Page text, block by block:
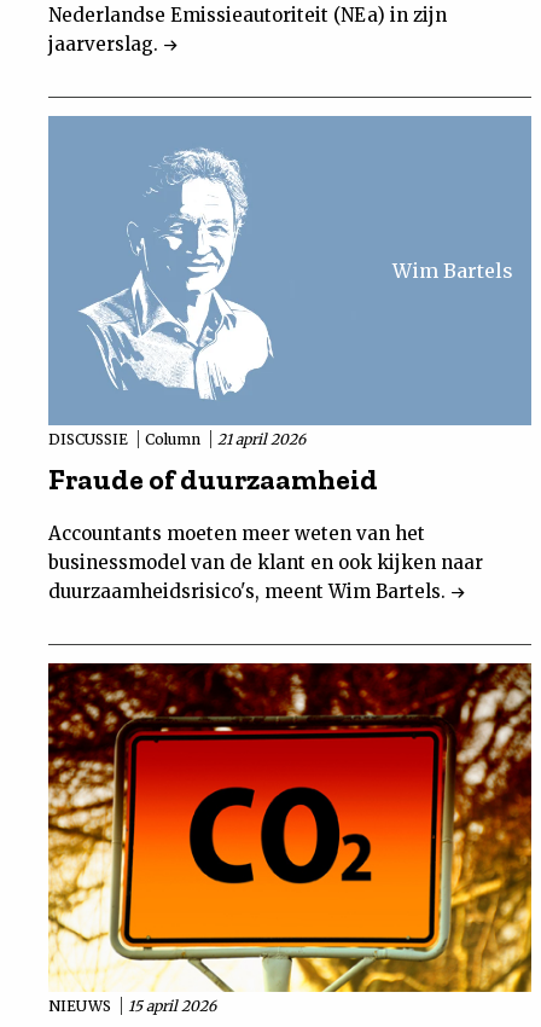
Nederlandse Emissieautoriteit (NEa) in zijn
jaarverslag.
Wim Bartels
DISCUSSIE Column 21 april 2026
Fraude of duurzaamheid
Accountants moeten meer weten van het
businessmodel van de klant en ook kijken naar
duurzaamheidsrisico's, meent Wim Bartels.
NIEUWS 15 april 2026